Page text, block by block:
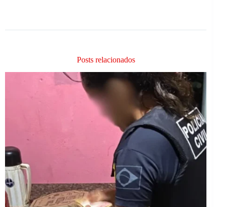
Posts relacionados